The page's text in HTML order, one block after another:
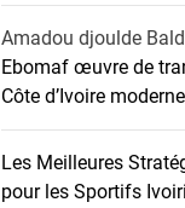
Amadou djoulde
Ebomaf œuvre de
Côte d’Ivoire moderne
Les Meilleures
pour les Sportifs